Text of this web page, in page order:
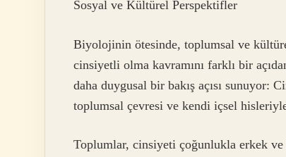
Sosyal ve Kültürel Perspektifler
Biyolojinin ötesinde, toplumsal ve
cinsiyetli olma kavramını farklı bir
daha duygusal bir bakış açısı
toplumsal çevresi ve kendi içsel
Toplumlar, cinsiyeti çoğunlukla erkek